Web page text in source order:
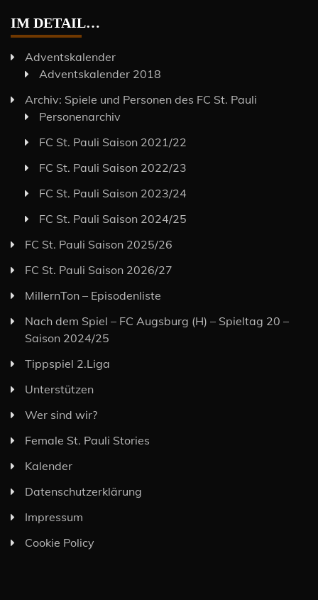
IM DETAIL…
Adventskalender
Adventskalender 2018
Archiv: Spiele und Personen des FC St. Pauli
Personenarchiv
FC St. Pauli Saison 2021/22
FC St. Pauli Saison 2022/23
FC St. Pauli Saison 2023/24
FC St. Pauli Saison 2024/25
FC St. Pauli Saison 2025/26
FC St. Pauli Saison 2026/27
MillernTon – Episodenliste
Nach dem Spiel – FC Augsburg (H) – Spieltag 20 –
Saison 2024/25
Tippspiel 2.Liga
Unterstützen
Wer sind wir?
Female St. Pauli Stories
Kalender
Datenschutzerklärung
Impressum
Cookie Policy